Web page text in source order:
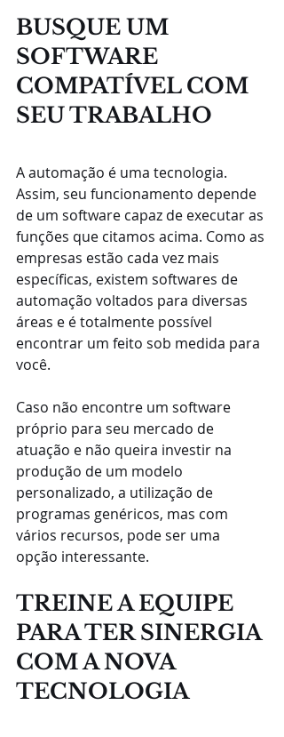
BUSQUE UM
SOFTWARE
COMPATÍVEL COM
SEU TRABALHO
A automação é uma tecnologia.
Assim, seu funcionamento depende
de um software capaz de executar as
funções que citamos acima. Como as
empresas estão cada vez mais
específicas, existem softwares de
automação voltados para diversas
áreas e é totalmente possível
encontrar um feito sob medida para
você.
Caso não encontre um software
próprio para seu mercado de
atuação e não queira investir na
produção de um modelo
personalizado, a utilização de
programas genéricos, mas com
vários recursos, pode ser uma
opção interessante.
TREINE A EQUIPE
PARA TER SINERGIA
COM A NOVA
TECNOLOGIA